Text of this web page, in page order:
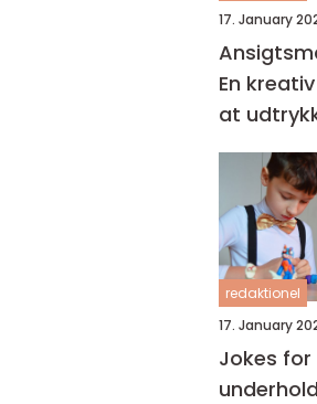
17. January
En
at
redaktionel
17. January
Jokes